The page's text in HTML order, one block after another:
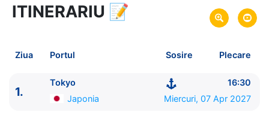
13 zile vacanta de croaziera in
Japonia si Coreea de Sud -
Plecare pe 07 Apr 2027 din Tokyo, Japonia
Celebrity Cruises
ITINERARIU 📝
Ziua Portul Sosire Plecare
1.
Tokyo
16:30
Japonia
Miercuri, 07 Apr 2027